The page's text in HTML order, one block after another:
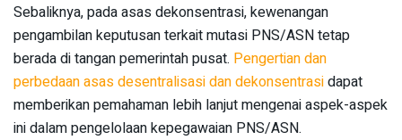
Sebaliknya, pada asas dekonsentrasi, kewenangan
pengambilan keputusan terkait mutasi PNS/ASN tetap
berada di tangan pemerintah pusat. Pengertian dan
perbedaan asas desentralisasi dan dekonsentrasidapat
memberikan pemahaman lebih lanjut mengenai aspek-aspek
ini dalam pengelolaan kepegawaian PNS/ASN.